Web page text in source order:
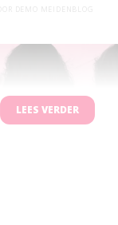
LEES VERDER